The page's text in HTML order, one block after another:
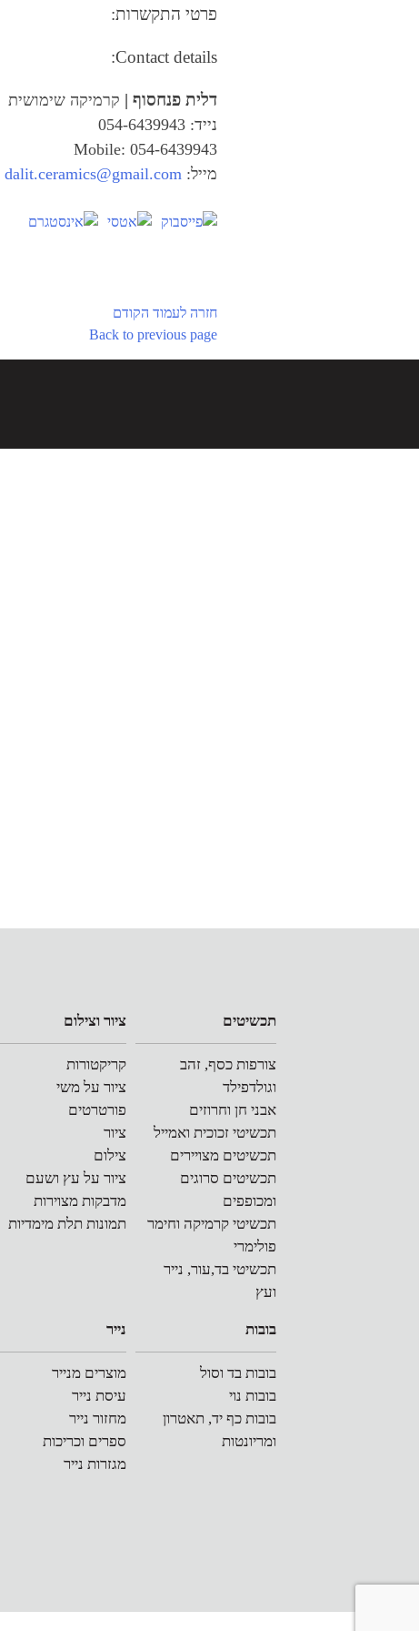
פרטי התקשרות:
Contact details:
דלית פנחסוף | קרמיקה שימושית
נייד: 054-6439943
Mobile: 054-6439943
מייל: dalit.ceramics@gmail.com
חזרה לעמוד הקודם
Back to previous page
ניווט
תכשיטים
צורפות כסף, זהב
וגולדפילד
אבני חן וחרוזים
תכשיטי זכוכית ואמייל
תכשיטים מצויירים
תכשיטים סרוגים
ומכופפים
תכשיטי קרמיקה וחימר
פולימרי
תכשיטי בד,עור, נייר
ועץ
ציור וצילום
קריקטורות
ציור על משי
פורטרטים
ציור
צילום
ציור על עץ ושעם
מדבקות מצוירות
תמונות תלת מימדיות
בובות
בובות בד וסול
בובות נוי
בובות כף יד, תאטרון
ומריונטות
נייר
מוצרים מנייר
עיסת נייר
מחזור נייר
ספרים וכריכות
מגזרות נייר